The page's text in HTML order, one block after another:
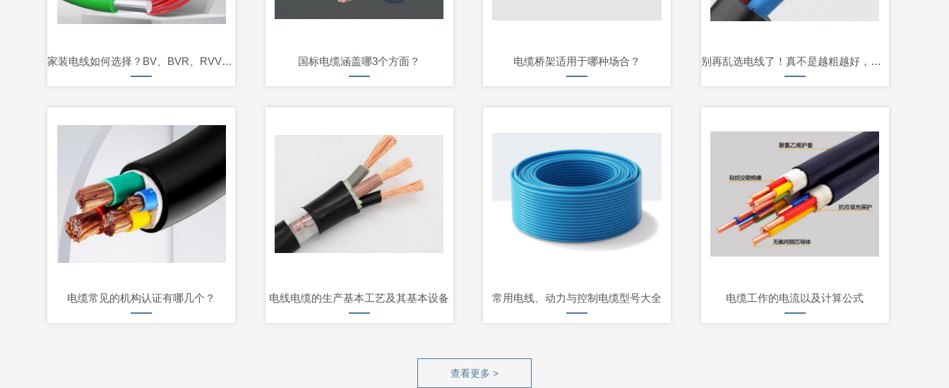
家装电线如何选择？BV、BVR、RVV的优缺点 国标电缆涵盖哪3个方面？ 电缆桥架适用于哪种场合？ 别再乱选电线了！真不是越粗越好，选错
电缆常见的机构认证有哪几个？ 电线电缆的生产基本工艺及其基本设备 常用电线、动力与控制电缆型号大全 电缆工作的电流以及计算公式
查看更多 >